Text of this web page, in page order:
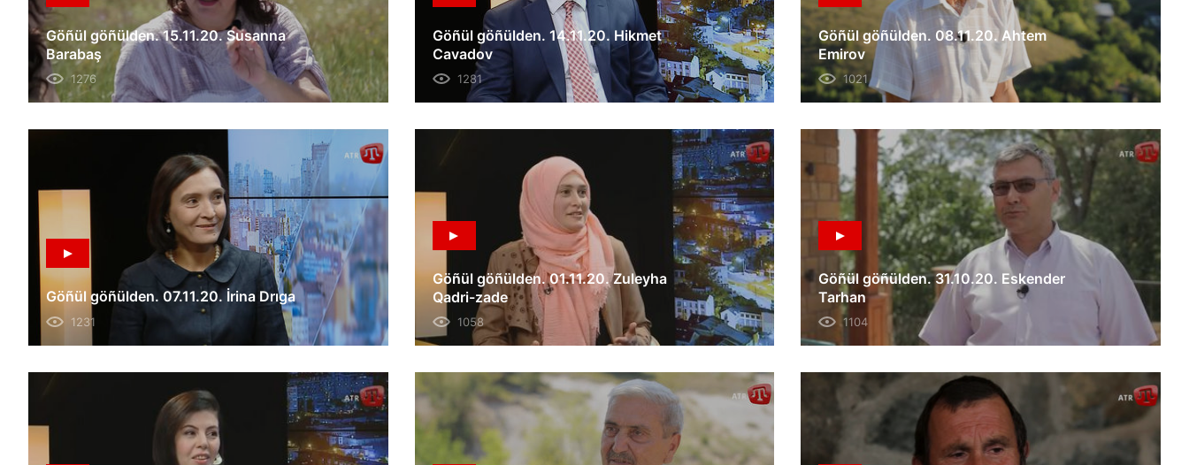
Göñül göñülden. 15.11.20. Susanna
Barabaş
1276
Göñül göñülden. 14.11.20. Hikmet
Cavadov
1281
Göñül göñülden. 08.11.20. Ahtem
Emirov
1021
Göñül göñülden. 07.11.20. İrina Drıga
1231
Göñül göñülden. 01.11.20. Zuleyha
Qadri-zade
1058
Göñül göñülden. 31.10.20. Eskender
Tarhan
1104